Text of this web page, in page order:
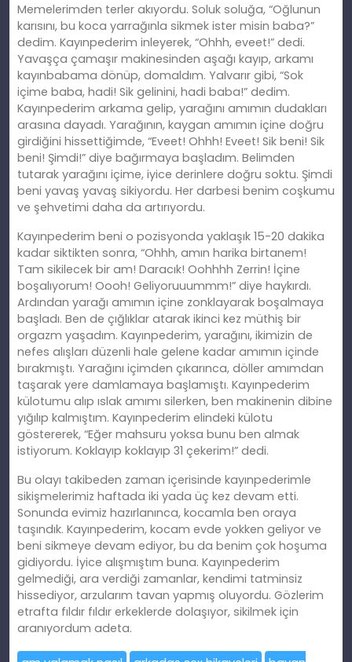
Memelerimden terler akıyordu. Soluk soluğa, “Oğlunun
karısını, bu koca yarrağınla sikmek ister misin baba?”
dedim. Kayınpederim inleyerek, “Ohhh, eveet!” dedi.
Yavaşça çamaşır makinesinden aşağı kayıp, arkamı
kayınbabama dönüp, domaldım. Yalvarır gibi, “Sok
içime baba, hadi! Sik gelinini, hadi baba!” dedim.
Kayınpederim arkama gelip, yarağını amımın dudakları
arasına dayadı. Yarağının, kaygan amımın içine doğru
girdiğini hissettiğimde, “Eveet! Ohhh! Eveet! Sik beni! Sik
beni! Şimdi!” diye bağırmaya başladım. Belimden
tutarak yarağını içime, iyice derinlere doğru soktu. Şimdi
beni yavaş yavaş sikiyordu. Her darbesi benim coşkumu
ve şehvetimi daha da artırıyordu.
Kayınpederim beni o pozisyonda yaklaşık 15-20 dakika
kadar siktikten sonra, “Ohhh, amın harika birtanem!
Tam sikilecek bir am! Daracık! Oohhhh Zerrin! İçine
boşalıyorum! Oooh! Geliyoruuummm!” diye haykırdı.
Ardından yarağı amımın içine zonklayarak boşalmaya
başladı. Ben de çığlıklar atarak ikinci kez müthiş bir
orgazm yaşadım. Kayınpederim, yarağını, ikimizin de
nefes alışları düzenli hale gelene kadar amımın içinde
bırakmıştı. Yarağını içimden çıkarınca, döller amımdan
taşarak yere damlamaya başlamıştı. Kayınpederim
külotumu alıp ıslak amımı silerken, ben makinenin dibine
yığılıp kalmıştım. Kayınpederim elindeki külotu
göstererek, “Eğer mahsuru yoksa bunu ben almak
istiyorum. Koklayıp koklayıp 31 çekerim!” dedi.
Bu olayı takibeden zaman içerisinde kayınpederimle
sikişmelerimiz haftada iki yada üç kez devam etti.
Sonunda evimiz hazırlanınca, kocamla ben oraya
taşındık. Kayınpederim, kocam evde yokken geliyor ve
beni sikmeye devam ediyor, bu da benim çok hoşuma
gidiyordu. İyice alışmıştım buna. Kayınpederim
gelmediği, ara verdiği zamanlar, kendimi tatminsiz
hissediyor, arzularım tavan yapmış oluyordu. Gözlerim
etrafta fıldır fıldır erkeklerde dolaşıyor, sikilmek için
aranıyordum adeta.